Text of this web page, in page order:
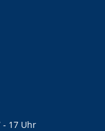
- 17 Uhr